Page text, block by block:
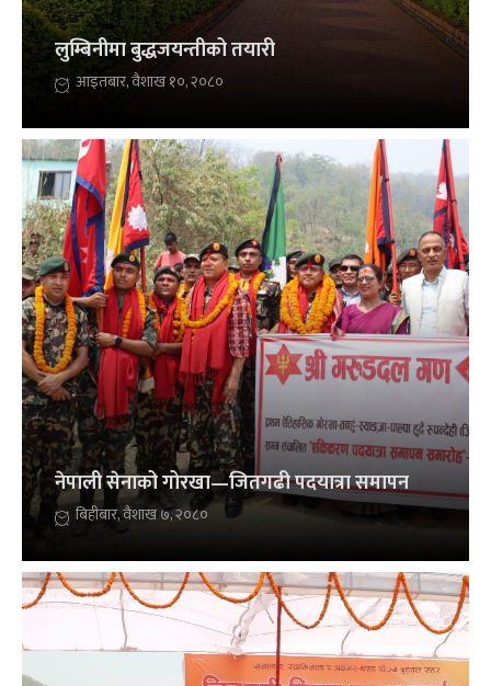
लुम्बिनीमा बुद्धजयन्तीको तयारी
आइतबार, वैशाख १०, २०८०
नेपाली सेनाको गोरखा—जितगढी पदयात्रा समापन
बिहीबार, वैशाख ७, २०८०